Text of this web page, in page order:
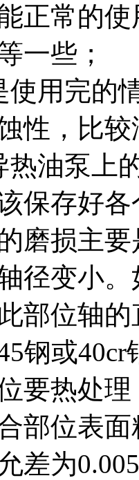
正常的
一些；
使用完的
性，比
热油泵上
保存好
磨损主
径变小
部位轴
钢或
要热处
部位表
差为